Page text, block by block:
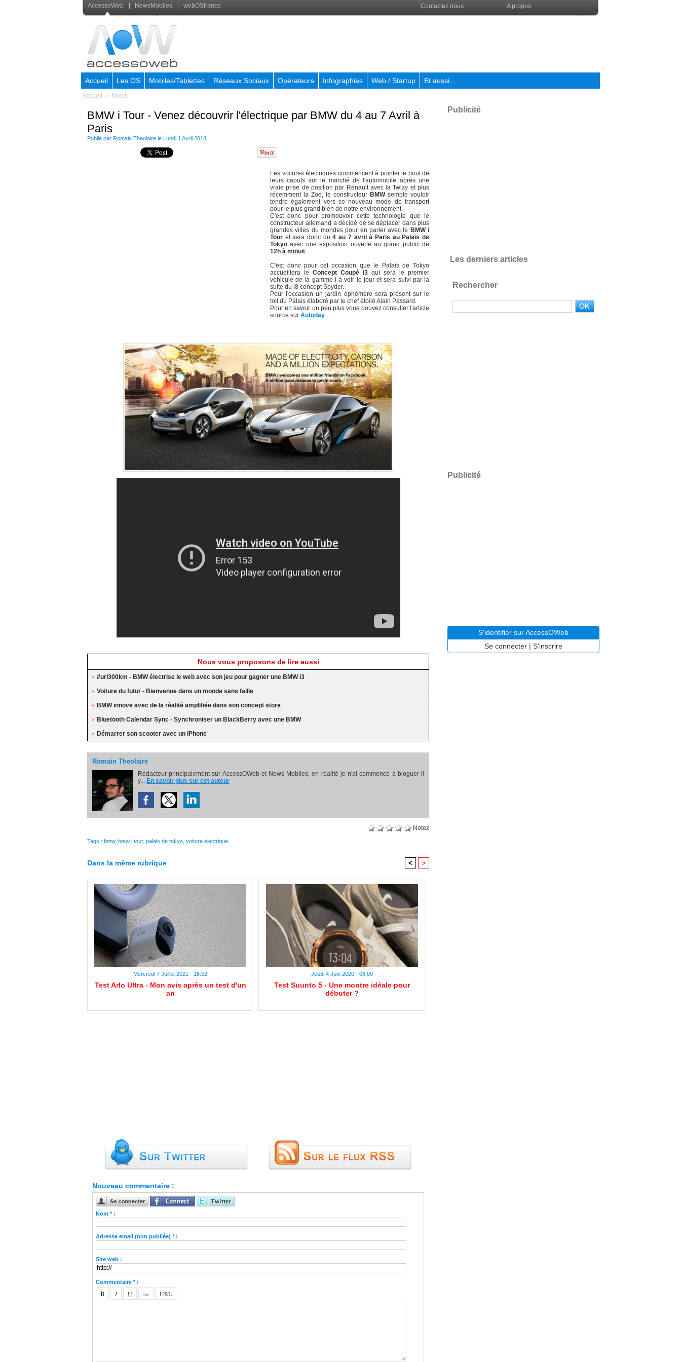
AccessoWeb NewsMobiles webOSfrance Contactez nous A propos
Accueil Les OS Mobiles/Tablettes Réseaux Sociaux Opérateurs Infographies Web / Startup Et aussi...
Accueil > News
BMW i Tour - Venez découvrir l'électrique par BMW du 4 au 7 Avril à
Paris
Publié par Romain Theolaire le Lundi 1 Avril 2013
Les voitures électriques commencent à pointer le bout de
leurs capots sur le marché de l'automobile après une
vraie prise de position par Renault avec la Twizy et plus
récemment la Zoe, le constructeur BMWsemble vouloir
tendre également vers ce nouveau mode de transport
pour le plus grand bien de notre environnement.
C'est donc pour promouvoir cette technologie que le
constructeur allemand a décidé de se déplacer dans plus
grandes villes du mondes pour en parler avec le BMW i
Tour et sera donc du4 au 7 avril à Paris au Palais de
Tokyo avec une exposition ouverte au grand public de
12h à minuit.
C'est donc pour cet occasion que le Palais de Tokyo
accueillera le Concept Coupé i3 qui sera le premier
véhicule de la gamme i à voir le jour et sera suivi par la
suite du i8 concept Spyder.
Pour l'occasion un jardin éphémère sera présent sur le
toit du Palais élaboré par le chef étoilé Alain Passard.
Pour en savoir un peu plus vous pouvez consulter l'article
source sur Autoday.
Nous vous proposons de lire aussi
#url300km - BMW électrise le web avec son jeu pour gagner une BMW i3
Voiture du futur - Bienvenue dans un monde sans faille
BMW innove avec de la réalité amplifiée dans son concept store
Bluetooth Calendar Sync - Synchroniser un BlackBerry avec une BMW
Démarrer son scooter avec un iPhone
Romain Theolaire
Rédacteur principalement sur AccessOWeb et News-Mobiles, en réalité je n'ai commencé à bloguer il
y... En savoir plus sur cet auteur
Notez
Tags : bmw, bmw i tour, palais de tokyo voiture electrique
Dans la même rubrique < >
Mercredi 7 Juillet 2021 - 16:52
Test Arlo Ultra - Mon avis après un test d'un
an
Jeudi 4 Juin 2020 - 08:00
Test Suunto 5 - Une montre idéale pour
débuter ?
Nouveau commentaire :
Nom * :
Adresse email (non publiée) * :
Site web :
Commentaire * :
Publicité
Les derniers articles
Rechercher
Publicité
S'identifier sur AccessOWeb
Se connecter | S'inscrire